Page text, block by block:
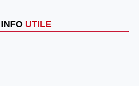
INFO UTILE